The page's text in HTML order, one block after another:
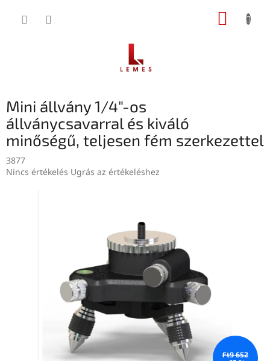
KOSÁR
Mini állvány 1/4"-os
állványcsavarral és kiváló
minőségű, teljesen fém szerkezettel
3877
A
Nincs értékelés Ugrás az értékeléshez
Ft9 652